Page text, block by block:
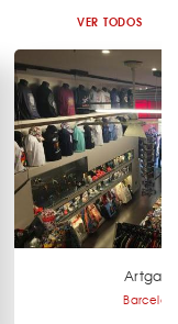
VER TODOS